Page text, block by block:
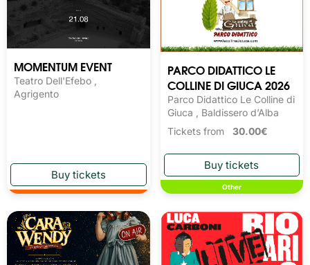
MOMENTUM EVENT
Teatro Dell'Efebo ,
Agrigento
PARCO DIDATTICO LE
COLLINE DI GIUCA 2026
Parco Didattico Le Colline di
Giuca , Baldissero d’Alba
Tickets from 30.00€
Other